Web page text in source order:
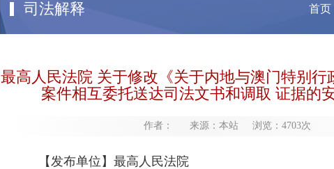
司法解释 首页
最高人民法院 关于修改《关于内地与澳门特别行
案件相互委托送达司法文书和调取 证据的
作者： 来源：本站 浏览： 4703次
【发布单位】最高人民法院